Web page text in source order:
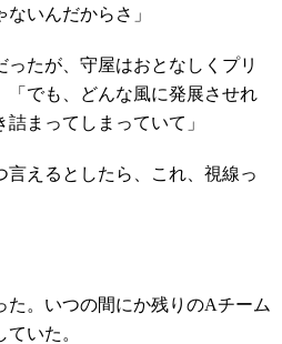
いんだからさ」
たが、守屋はおとなしくプリ
「でも、どんな風に発展させれ
まってしまっていて」
えるとしたら、これ、視線っ
。いつの間にか残りのAチーム
いた。